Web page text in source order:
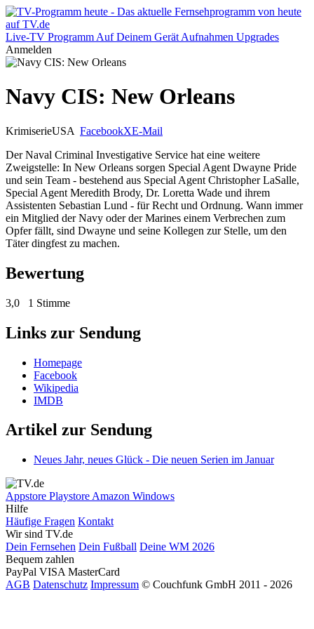
Live-TV Programm Auf Deinem Gerät Aufnahmen Upgrades
Anmelden
Navy CIS: New Orleans
KrimiserieUSA FacebookXE-Mail
Der Naval Criminal Investigative Service hat eine weitere
Zweigstelle: In New Orleans sorgen Special Agent Dwayne Pride
und sein Team - bestehend aus Special Agent Christopher LaSalle,
Special Agent Meredith Brody, Dr. Loretta Wade und ihrem
Assistenten Sebastian Lund - für Recht und Ordnung. Wann immer
ein Mitglied der Navy oder der Marines einem Verbrechen zum
Opfer fällt, sind Dwayne und seine Kollegen zur Stelle, um den
Täter dingfest zu machen.
Bewertung
3,0 1 Stimme
Links zur Sendung
Homepage
Facebook
Wikipedia
IMDB
Artikel zur Sendung
Neues Jahr, neues Glück - Die neuen Serien im Januar
Appstore Playstore Amazon Windows
Hilfe
Häufige Fragen Kontakt
Wir sind TV.de
Dein Fernsehen Dein Fußball Deine WM 2026
Bequem zahlen
PayPal VISA MasterCard
AGB Datenschutz Impressum © Couchfunk GmbH 2011 - 2026